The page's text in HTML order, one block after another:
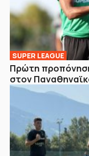
SUPER LEAGUE
Πρώτη
στον